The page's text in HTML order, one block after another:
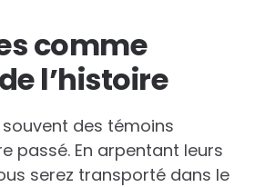
comme
l’histoire
des témoins
passé. En arpentant leurs
serez transporté dans le